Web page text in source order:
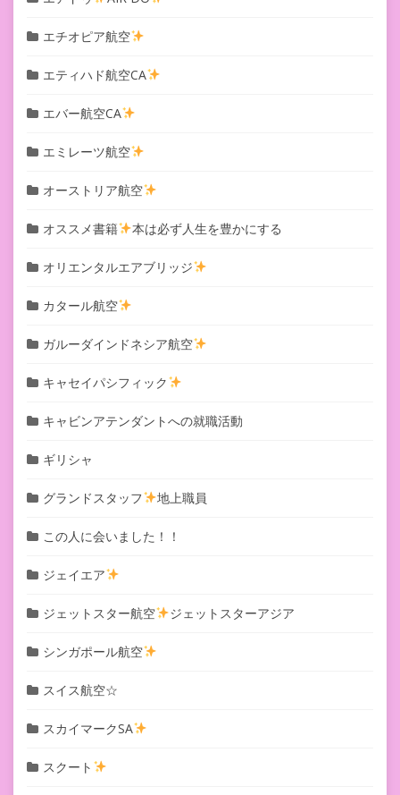
エチオピア航空
エティハド航空CA
エバー航空CA
エミレーツ航空
オーストリア航空
オススメ書籍 本は必ず人生を豊かにする
オリエンタルエアブリッジ
カタール航空
ガルーダインドネシア航空
キャセイパシフィック
キャビンアテンダントへの就職活動
ギリシャ
グランドスタッフ 地上職員
この人に会いました！！
ジェイエア
ジェットスター航空 ジェットスターアジア
シンガポール航空
スイス航空☆
スカイマークSA
スクート